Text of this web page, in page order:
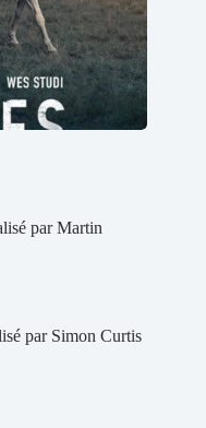
par Martin
par Simon Curtis